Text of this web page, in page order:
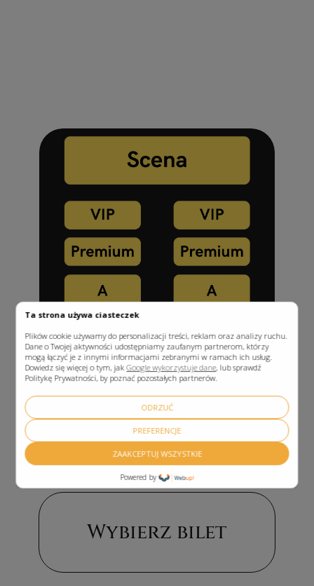
Ta strona używa ciasteczek
Plików cookie używamy do personalizacji treści, reklam oraz analizy ruchu.
Dane o Twojej aktywności udostępniamy zaufanym partnerom, którzy
mogą łączyć je z innymi informacjami zebranymi w ramach ich usług.
Dowiedz się więcej o tym, jakGoogle wykorzystuje dane, lub sprawdź
Politykę Prywatności, by poznać pozostałych partnerów.
ODRZUĆ
PREFERENCJE
ZAAKCEPTUJ WSZYSTKIE
Powered by